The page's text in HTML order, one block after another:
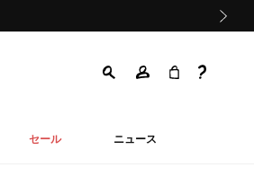
セール ニュース